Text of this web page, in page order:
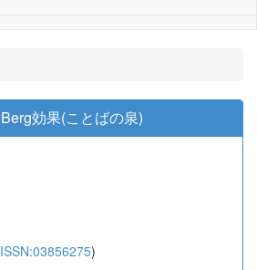
Berg効果(ことばの泉)
ISSN:03856275)